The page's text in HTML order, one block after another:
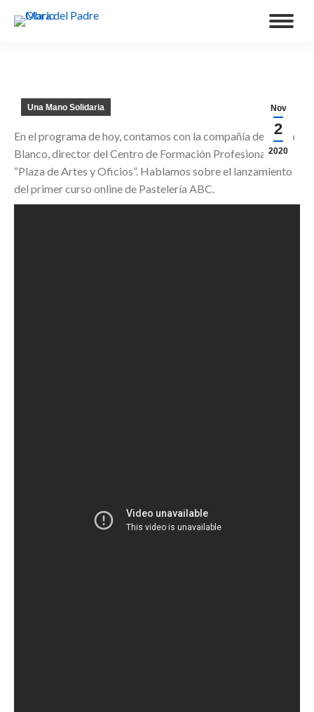
Nov
2
2020
Una Mano Solidaria
En el programa de hoy, contamos con la compañía de Pablo
Blanco, director del Centro de Formación Profesional
“Plaza de Artes y Oficios”. Hablamos sobre el lanzamiento
del primer curso online de Pastelería ABC.